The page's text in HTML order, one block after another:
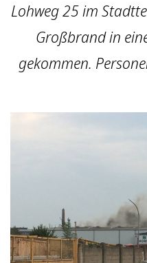
Lohweg 25 im
Großbrand in
gekommen.